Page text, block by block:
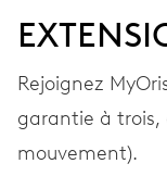
Rejoignez
garantie à trois,
mouvement).